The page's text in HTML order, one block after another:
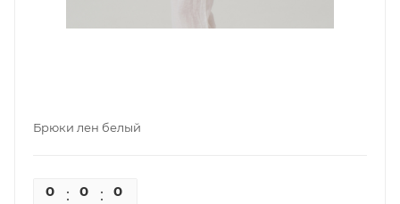
Брюки лен белый
0 0 0